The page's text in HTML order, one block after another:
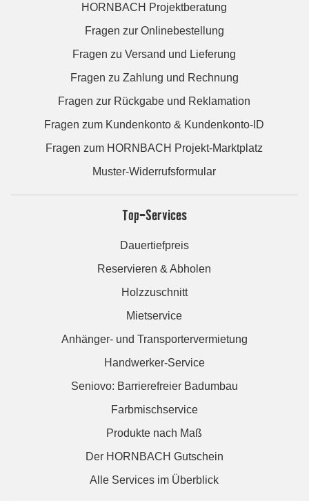
HORNBACH Projektberatung
Fragen zur Onlinebestellung
Fragen zu Versand und Lieferung
Fragen zu Zahlung und Rechnung
Fragen zur Rückgabe und Reklamation
Fragen zum Kundenkonto & Kundenkonto-ID
Fragen zum HORNBACH Projekt-Marktplatz
Muster-Widerrufsformular
Top-Services
Dauertiefpreis
Reservieren & Abholen
Holzzuschnitt
Mietservice
Anhänger- und Transportervermietung
Handwerker-Service
Seniovo: Barrierefreier Badumbau
Farbmischservice
Produkte nach Maß
Der HORNBACH Gutschein
Alle Services im Überblick